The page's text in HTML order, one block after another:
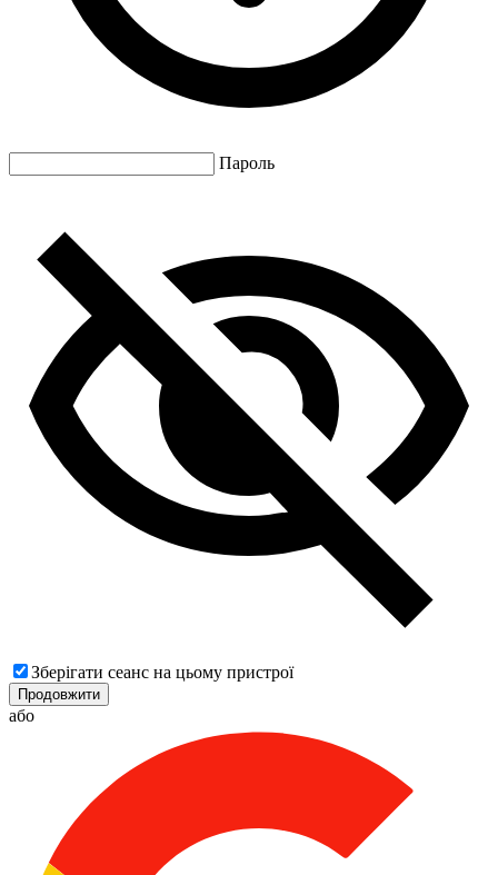
Пароль
Зберігати сеанс на цьому пристрої
Продовжити
або